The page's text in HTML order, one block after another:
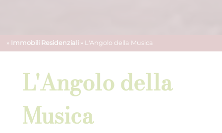
» Immobili Residenziali » L'Angolo della Musica
L'Angolo della
Musica